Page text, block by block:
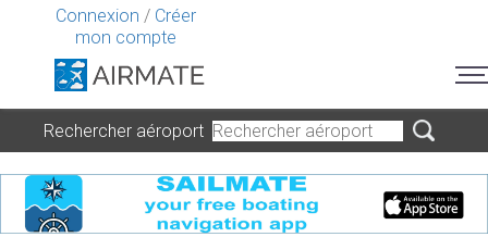
Connexion / Créer
mon compte
Rechercher aéroport